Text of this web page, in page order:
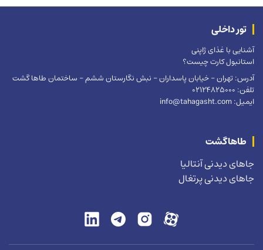
طاهاگشت
جاهای دیدنی آنتالیا
جاهای دیدنی پرتغال
تور داخلی
آشنایی با غذای ژاپنی
استانبول کارت چیست؟
آدرس: تهران – خیابان پاسداران – نبش نگارستان ششم – ساختمان طاها گشت
تلفن: 02124825000
ایمیل: info@tahagasht.com